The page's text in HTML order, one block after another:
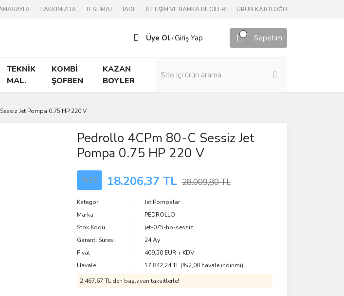
HAKKIMIZDA TESLİMAT İADE İLETİŞİM VE BANKA BİLGİLERİ ÜRÜN KATOLOĞU
Üye Ol /Giriş Yap Sepetim
TEKNİK
MAL.
KOMBİ
ŞOFBEN
KAZAN
BOYLER
Jet Pompa 0.75 HP 220 V
Pedrollo 4CPm 80-C Sessiz Jet
Pompa 0.75 HP 220 V
%35 18.206,37 TL 28.009,80 TL
Kategori
Jet Pompalar
Marka
PEDROLLO
Stok Kodu
jet-075-hp-sessiz
Garanti Süresi
24 Ay
Fiyat
409,50 EUR + KDV
Havale
17.842,24 TL (%2,00 havale indirimi)
2.467,67 TL den başlayan taksitlerle!